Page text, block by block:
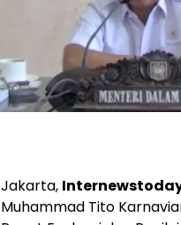
Jakarta,
Muhammad Tito